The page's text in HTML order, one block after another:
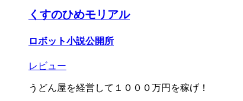
くすのひめモリアル
ロボット小説公開所
レビュー
うどん屋を経営して１０００万円を稼げ！